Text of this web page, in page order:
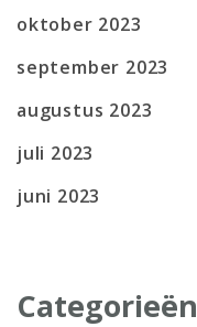
oktober 2023
september 2023
augustus 2023
juli 2023
juni 2023
Categorieën